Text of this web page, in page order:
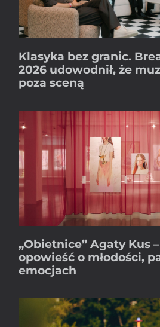
Klasyka bez granic.
2026 udowodnił, że
poza sceną
„Obietnice” Agaty Kus
opowieść o młodości,
emocjach